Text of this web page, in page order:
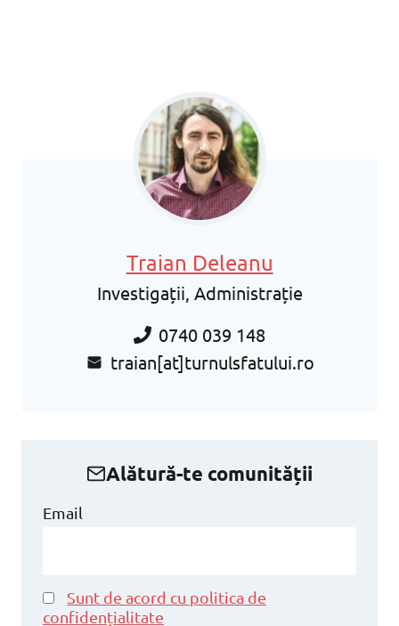
Traian Deleanu
Investigații, Administrație
0740 039 148
traian[at]turnulsfatului.ro
Alătură-te comunității
Email
Sunt de acord cu politica de
confidențialitate